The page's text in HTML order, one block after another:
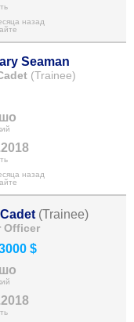
назад
Seaman
(Trainee)
назад
(Trainee)
Officer
$